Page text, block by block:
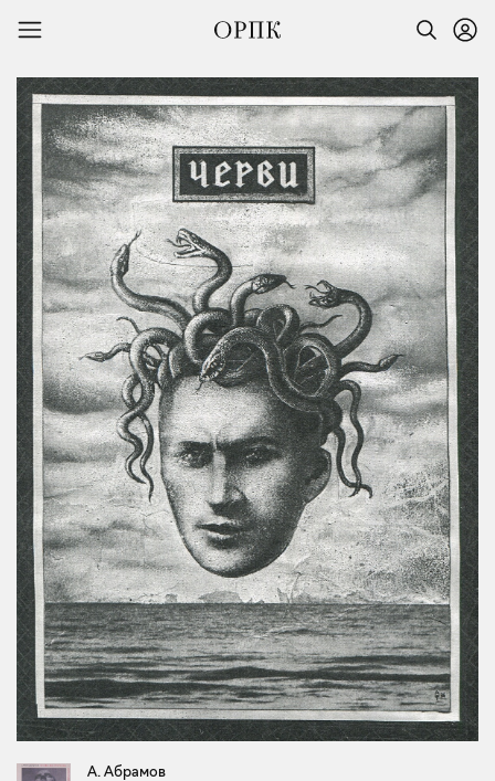
А. Абрамов